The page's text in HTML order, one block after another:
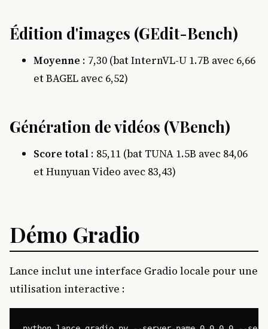
Édition d'images (GEdit-Bench)
Moyenne : 7,30 (bat InternVL-U 1.7B avec 6,66
et BAGEL avec 6,52)
Génération de vidéos (VBench)
Score total : 85,11 (bat TUNA 1.5B avec 84,06
et Hunyuan Video avec 83,43)
Démo Gradio
Lance inclut une interface Gradio locale pour une
utilisation interactive :